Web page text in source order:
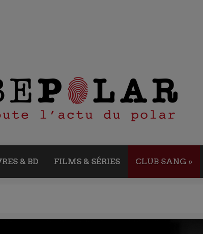
& BD FILMS & SÉRIES CLUB SANG »